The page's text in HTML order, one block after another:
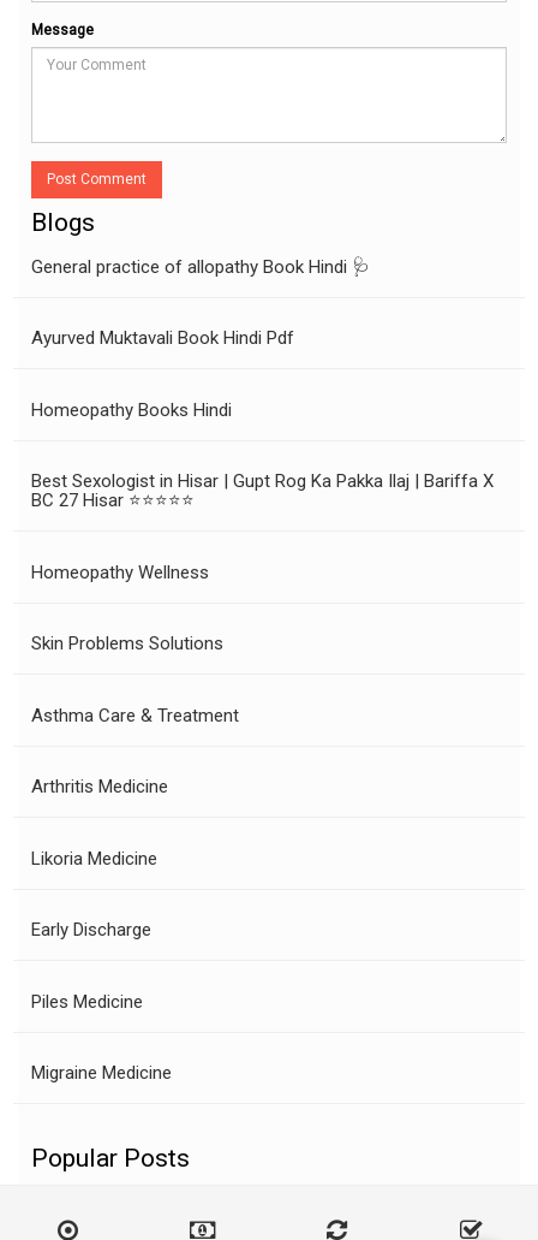
Message
Post Comment
Blogs
General practice of allopathy Book Hindi 🩺
Ayurved Muktavali Book Hindi Pdf
Homeopathy Books Hindi
Best Sexologist in Hisar | Gupt Rog Ka Pakka Ilaj | Bariffa X
BC 27 Hisar ⭐⭐⭐⭐⭐
Homeopathy Wellness
Skin Problems Solutions
Asthma Care & Treatment
Arthritis Medicine
Likoria Medicine
Early Discharge
Piles Medicine
Migraine Medicine
Popular Posts